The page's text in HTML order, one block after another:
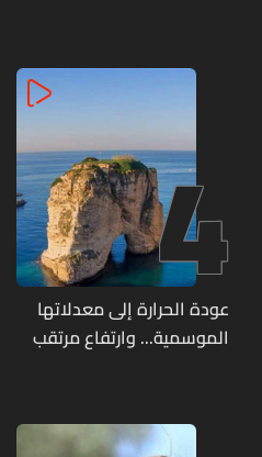
4
عودة الحرارة إلى معدلاتها
الموسمية... وارتفاع مرتقب